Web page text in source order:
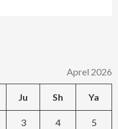
Aprel 2026
Ju Sh Ya
3 4 5